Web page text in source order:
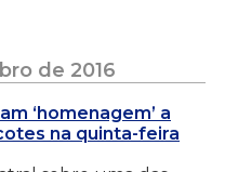
de 2016
‘homenagem’ a
na quinta-feira